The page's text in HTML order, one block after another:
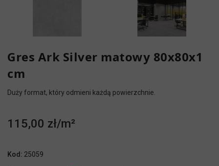
Gres Ark Silver matowy 80x80x1
cm
Duży format, który odmieni każdą powierzchnie.
115,00 zł
Kod: 25059